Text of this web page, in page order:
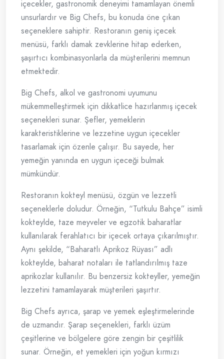
içecekler, gastronomik deneyimi tamamlayan önemli
unsurlardır ve Big Chefs, bu konuda öne çıkan
seçeneklere sahiptir. Restoranın geniş içecek
menüsü, farklı damak zevklerine hitap ederken,
şaşırtıcı kombinasyonlarla da müşterilerini memnun
etmektedir.
Big Chefs, alkol ve gastronomi uyumunu
mükemmelleştirmek için dikkatlice hazırlanmış içecek
seçenekleri sunar. Şefler, yemeklerin
karakteristiklerine ve lezzetine uygun içecekler
tasarlamak için özenle çalışır. Bu sayede, her
yemeğin yanında en uygun içeceği bulmak
mümkündür.
Restoranın kokteyl menüsü, özgün ve lezzetli
seçeneklerle doludur. Örneğin, “Tutkulu Bahçe” isimli
kokteylde, taze meyveler ve egzotik baharatlar
kullanılarak ferahlatıcı bir içecek ortaya çıkarılmıştır.
Aynı şekilde, “Baharatlı Aprikoz Rüyası” adlı
kokteylde, baharat notaları ile tatlandırılmış taze
aprikozlar kullanılır. Bu benzersiz kokteyller, yemeğin
lezzetini tamamlayarak müşterileri şaşırtır.
Big Chefs ayrıca, şarap ve yemek eşleştirmelerinde
de uzmandır. Şarap seçenekleri, farklı üzüm
çeşitlerine ve bölgelere göre zengin bir çeşitlilik
sunar. Örneğin, et yemekleri için yoğun kırmızı